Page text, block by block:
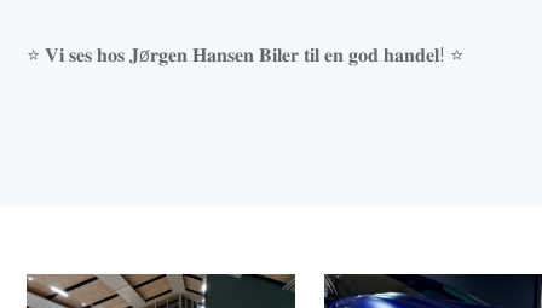
⭐ 𝐕𝐢 𝐬𝐞𝐬 𝐡𝐨𝐬 𝐉ø𝐫𝐠𝐞𝐧 𝐇𝐚𝐧𝐬𝐞𝐧 𝐁𝐢𝐥𝐞𝐫 𝐭𝐢𝐥 𝐞𝐧 𝐠𝐨𝐝 𝐡𝐚𝐧𝐝𝐞𝐥! ⭐